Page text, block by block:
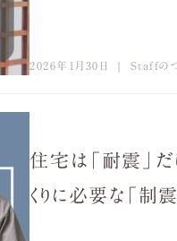
2026年1月30日 Staffの
住宅は「耐震」
くりに必要な「制